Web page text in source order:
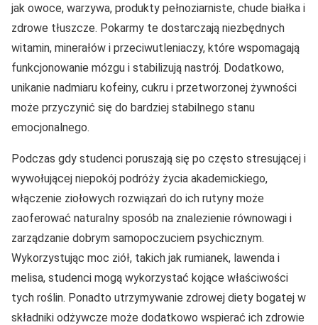
jak owoce, warzywa, produkty pełnoziarniste, chude białka i
zdrowe tłuszcze. Pokarmy te dostarczają niezbędnych
witamin, minerałów i przeciwutleniaczy, które wspomagają
funkcjonowanie mózgu i stabilizują nastrój. Dodatkowo,
unikanie nadmiaru kofeiny, cukru i przetworzonej żywności
może przyczynić się do bardziej stabilnego stanu
emocjonalnego.
Podczas gdy studenci poruszają się po często stresującej i
wywołującej niepokój podróży życia akademickiego,
włączenie ziołowych rozwiązań do ich rutyny może
zaoferować naturalny sposób na znalezienie równowagi i
zarządzanie dobrym samopoczuciem psychicznym.
Wykorzystując moc ziół, takich jak rumianek, lawenda i
melisa, studenci mogą wykorzystać kojące właściwości
tych roślin. Ponadto utrzymywanie zdrowej diety bogatej w
składniki odżywcze może dodatkowo wspierać ich zdrowie